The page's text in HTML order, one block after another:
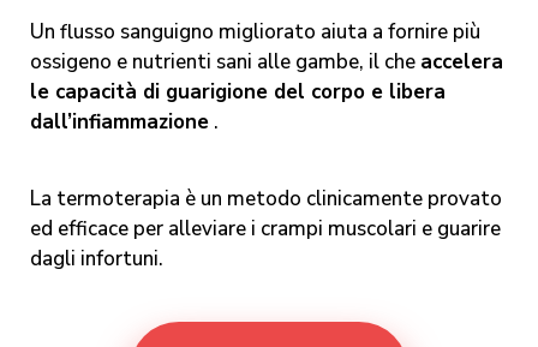
Un flusso sanguigno migliorato aiuta a fornire più
ossigeno e nutrienti sani alle gambe, il che accelera
le capacità di guarigione del corpo e libera
dall’infiammazione .
La termoterapia è un metodo clinicamente provato
ed efficace per alleviare i crampi muscolari e guarire
dagli infortuni.